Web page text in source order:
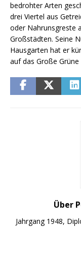
bedrohter Arten
drei Viertel aus
oder Nahrunsgreste
Großstädten. Seine
Hausgarten hat er
auf das Große
Über
Jahrgang 1948,